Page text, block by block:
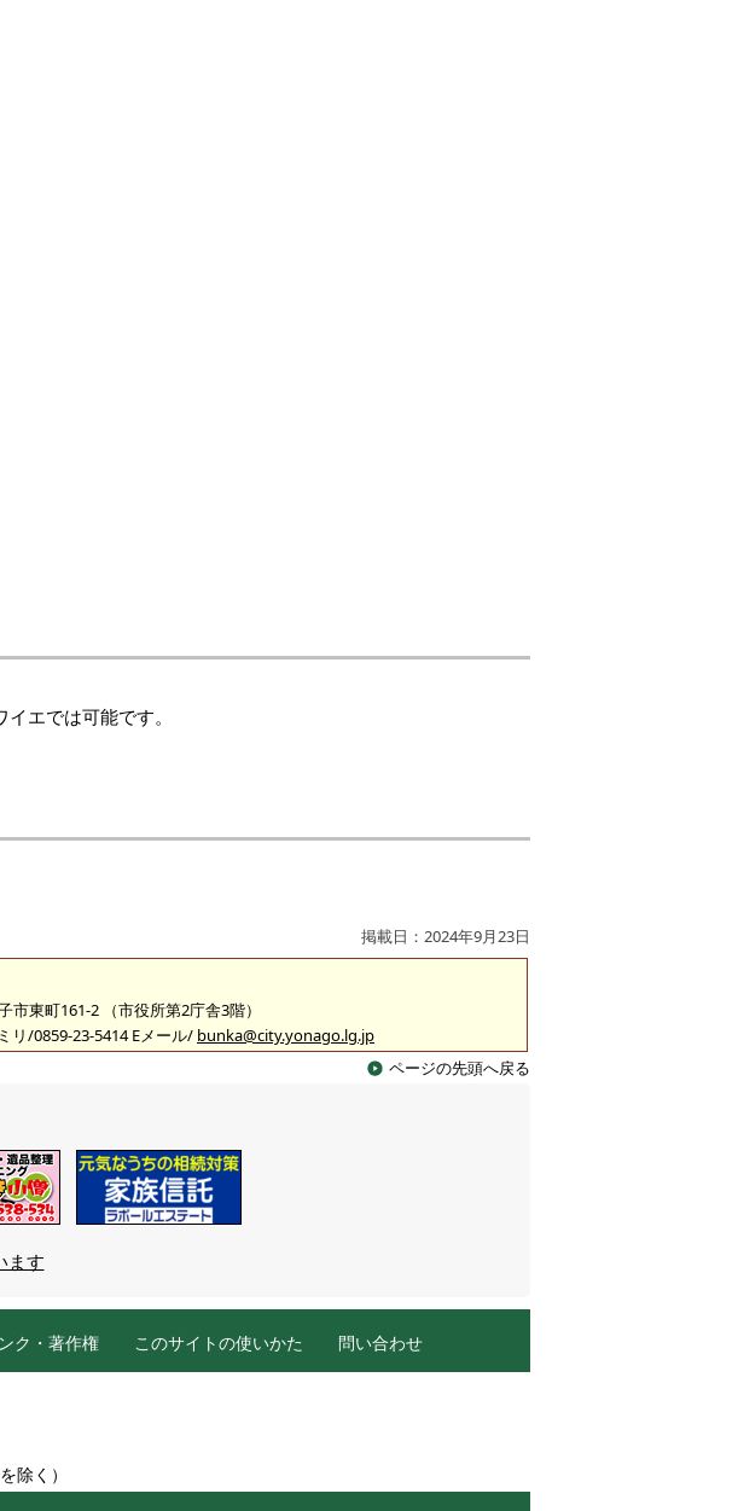
エでは可能です。
掲載日：2024年9月23日
市東町161-2 （市役所第2庁舎3階）
リ/0859-23-5414 Eメール/ bunka@city.yonago.lg.jp
ページの先頭へ戻る
ます
ク・著作権 このサイトの使いかた 問い合わせ
除く）